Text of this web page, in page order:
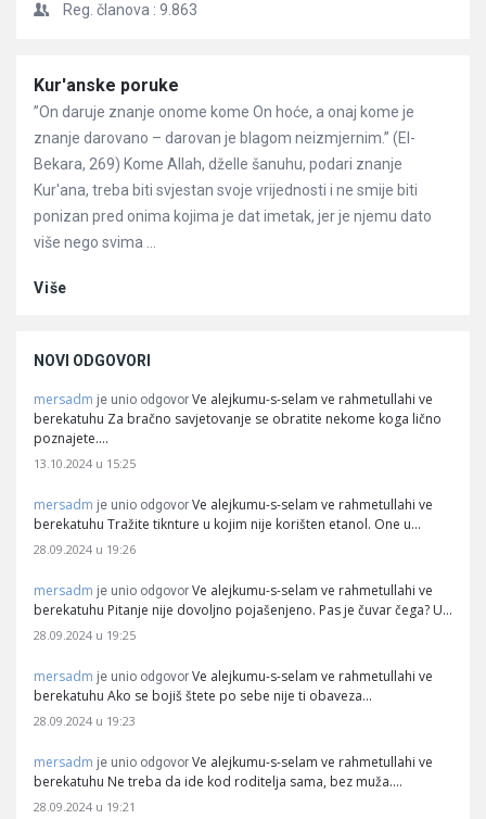
Reg. članova : 9.863
Članci
Kur'anske poruke
”On daruje znanje onome kome On hoće, a onaj kome je
znanje darovano – darovan je blagom neizmjernim.” (El-
Bekara, 269) Kome Allah, dželle šanuhu, podari znanje
Kur'ana, treba biti svjestan svoje vrijednosti i ne smije biti
ponizan pred onima kojima je dat imetak, jer je njemu dato
više nego svima ...
Više
NOVI ODGOVORI
mersadm je unio odgovor Ve alejkumu-s-selam ve rahmetullahi ve
berekatuhu Za bračno savjetovanje se obratite nekome koga lično
poznajete.…
13.10.2024 u 15:25
mersadm je unio odgovor Ve alejkumu-s-selam ve rahmetullahi ve
berekatuhu Tražite tiknture u kojim nije korišten etanol. One u…
28.09.2024 u 19:26
mersadm je unio odgovor Ve alejkumu-s-selam ve rahmetullahi ve
berekatuhu Pitanje nije dovoljno pojašenjeno. Pas je čuvar čega? U…
28.09.2024 u 19:25
mersadm je unio odgovor Ve alejkumu-s-selam ve rahmetullahi ve
berekatuhu Ako se bojiš štete po sebe nije ti obaveza…
28.09.2024 u 19:23
mersadm je unio odgovor Ve alejkumu-s-selam ve rahmetullahi ve
berekatuhu Ne treba da ide kod roditelja sama, bez muža.…
28.09.2024 u 19:21